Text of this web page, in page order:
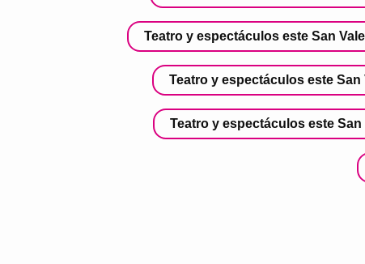
Teatro y espectáculos este San
Teatro y espectáculos este
Teatro y espectáculos este